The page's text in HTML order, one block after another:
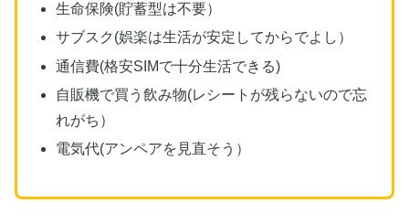
生命保険(貯蓄型は不要）
サブスク(娯楽は生活が安定してからでよし）
通信費(格安SIMで十分生活できる)
自販機で買う飲み物(レシートが残らないので忘
れがち）
電気代(アンペアを見直そう）